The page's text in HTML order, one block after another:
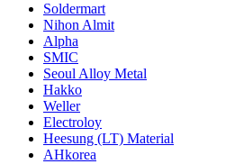
Soldermart
Nihon Almit
Alpha
SMIC
Seoul Alloy Metal
Hakko
Weller
Electroloy
Heesung (LT) Material
AHkorea